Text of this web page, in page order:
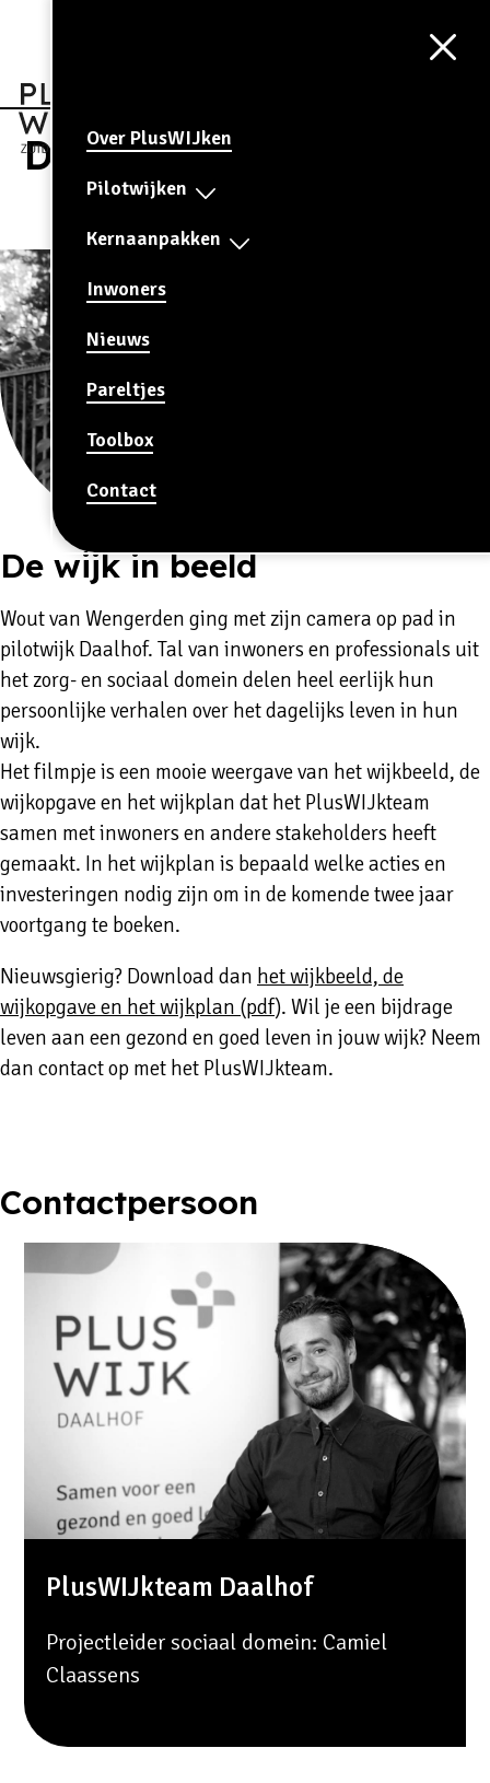
Over PlusWIJken
Pilotwijken
Kernaanpakken
Inwoners
Nieuws
Pareltjes
Toolbox
Contact
CONTRAST AAN
Daalhof
De wijk in beeld
Wout van Wengerden ging met zijn camera op pad in
pilotwijk Daalhof. Tal van inwoners en professionals uit
het zorg- en sociaal domein delen heel eerlijk hun
persoonlijke verhalen over het dagelijks leven in hun
wijk.
Het filmpje is een mooie weergave van het wijkbeeld, de
wijkopgave en het wijkplan dat het PlusWIJkteam
samen met inwoners en andere stakeholders heeft
gemaakt. In het wijkplan is bepaald welke acties en
investeringen nodig zijn om in de komende twee jaar
voortgang te boeken.
Nieuwsgierig? Download dan het wijkbeeld, de
wijkopgave en het wijkplan (pdf). Wil je een bijdrage
leven aan een gezond en goed leven in jouw wijk? Neem
dan contact op met het PlusWIJkteam.
Contactpersoon
PlusWIJkteam Daalhof
Projectleider sociaal domein: Camiel
Claassens